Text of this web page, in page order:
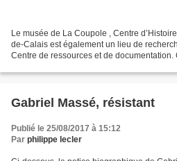
Le musée de La Coupole , Centre
de-Calais est également un lieu de
Centre de ressources et de documentation.
Gabriel Massé, résistant
Publié le 25/08/2017 à 15:12
Par philippe lecler